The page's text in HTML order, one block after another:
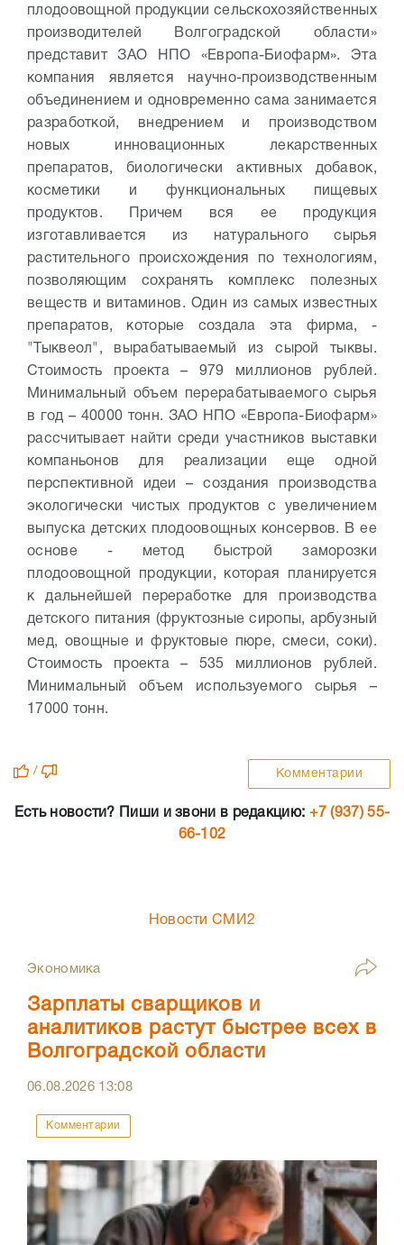
плодоовощной продукции сельскохозяйственных
производителей Волгоградской области»
представит ЗАО НПО «Европа-Биофарм». Эта
компания является научно-производственным
объединением и одновременно сама занимается
разработкой, внедрением и производством
новых инновационных лекарственных
препаратов, биологически активных добавок,
косметики и функциональных пищевых
продуктов. Причем вся ее продукция
изготавливается из натурального сырья
растительного происхождения по технологиям,
позволяющим сохранять комплекс полезных
веществ и витаминов. Один из самых известных
препаратов, которые создала эта фирма, -
"Тыквеол", вырабатываемый из сырой тыквы.
Стоимость проекта – 979 миллионов рублей.
Минимальный объем перерабатываемого сырья
в год – 40000 тонн. ЗАО НПО «Европа-Биофарм»
рассчитывает найти среди участников выставки
компаньонов для реализации еще одной
перспективной идеи – создания производства
экологически чистых продуктов с увеличением
выпуска детских плодоовощных консервов. В ее
основе - метод быстрой заморозки
плодоовощной продукции, которая планируется
к дальнейшей переработке для производства
детского питания (фруктозные сиропы, арбузный
мед, овощные и фруктовые пюре, смеси, соки).
Стоимость проекта – 535 миллионов рублей.
Минимальный объем используемого сырья –
17000 тонн.
/ Комментарии
Есть новости? Пиши и звони в редакцию: +7 (937) 55-
66-102
Новости СМИ2
Экономика
Зарплаты сварщиков и
аналитиков растут быстрее всех в
Волгоградской области
06.08.2026 13:08
Комментарии